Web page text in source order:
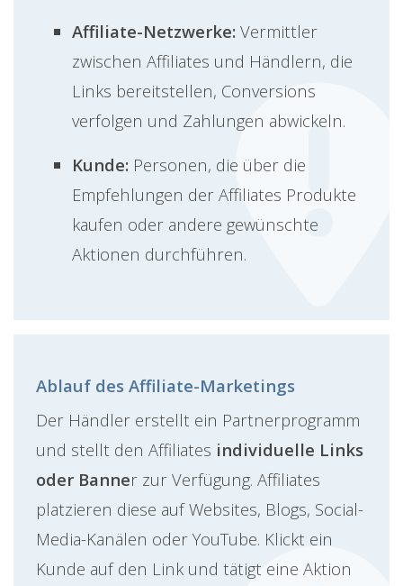
Affiliate-Netzwerke: Vermittler
zwischen Affiliates und Händlern, die
Links bereitstellen, Conversions
verfolgen und Zahlungen abwickeln.
Kunde: Personen, die über die
Empfehlungen der Affiliates Produkte
kaufen oder andere gewünschte
Aktionen durchführen.
Ablauf des Affiliate-Marketings
Der Händler erstellt ein Partnerprogramm
und stellt den Affiliates individuelle Links
oder Banner zur Verfügung. Affiliates
platzieren diese auf Websites, Blogs, Social-
Media-Kanälen oder YouTube. Klickt ein
Kunde auf den Link und tätigt eine Aktion